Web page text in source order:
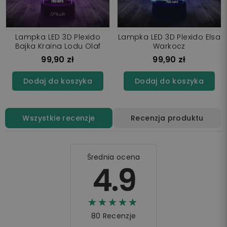
Lampka LED 3D Plexido
Bajka Kraina Lodu Olaf
99,90 zł
Dodaj do koszyka
Lampka LED 3D Plexido Elsa
Warkocz
99,90 zł
Dodaj do koszyka
Wszystkie recenzje Recenzja produktu
Średnia ocena
4.9
☆☆☆☆☆
★★★★★
80 Recenzje